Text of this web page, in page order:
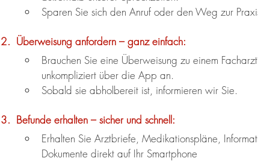
Sparen Sie sich den Anruf oder den Weg zur
2.  Überweisung anfordern – ganz einfach:
Brauchen Sie eine Überweisung zu einem
unkompliziert über die App an.
Sobald sie abholbereit ist, informieren wir Sie.
3.  Befunde erhalten – sicher und schnell:
Erhalten Sie Arztbriefe, Medikationspläne,
Dokumente direkt auf Ihr Smartphone